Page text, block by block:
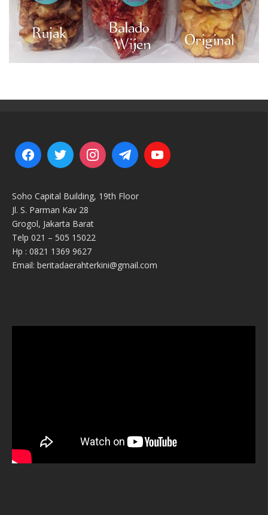
Soho Capital Building, 19th Floor
Jl. S. Parman Kav 28
Grogol, Jakarta Barat
Telp 021 – 505 15022
Hp : 0821 1369 9627
Email: beritadaerahterkini@gmail.com